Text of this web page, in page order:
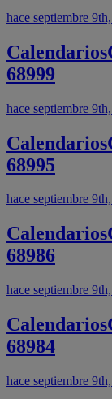
hace septiembre
68999
hace septiembre
68995
hace septiembre
68986
hace septiembre
68984
hace septiembre